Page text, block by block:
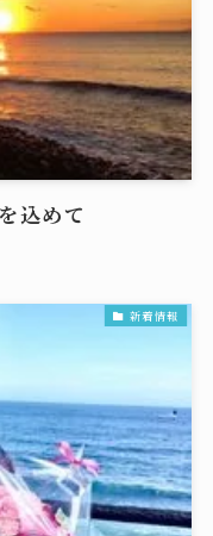
込めて
新着情報